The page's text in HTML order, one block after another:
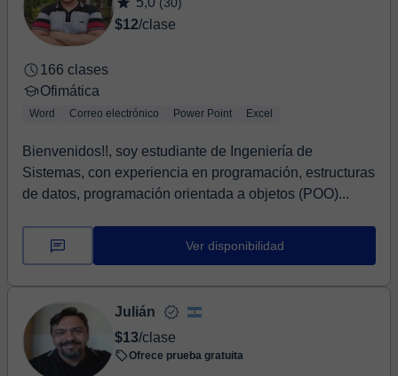
$12/clase
166 clases
Ofimática
Word Correo electrónico Power Point Excel
Bienvenidos!!, soy estudiante de Ingeniería de
Sistemas, con experiencia en programación, estructuras
de datos, programación orientada a objetos (POO)...
Ver disponibilidad
Julián
$13/clase
Ofrece prueba gratuita